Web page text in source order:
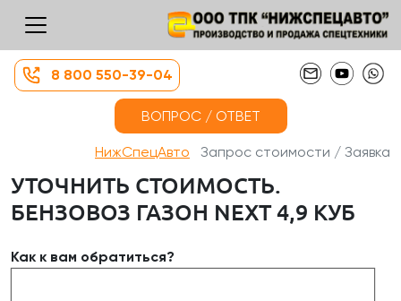
8 800 550-39-04
ВОПРОС / ОТВЕТ
НижСпецАвто Запрос стоимости / Заявка
УТОЧНИТЬ СТОИМОСТЬ.
БЕНЗОВОЗ ГАЗОН NEXT 4,9 КУБ
Как к вам обратиться?